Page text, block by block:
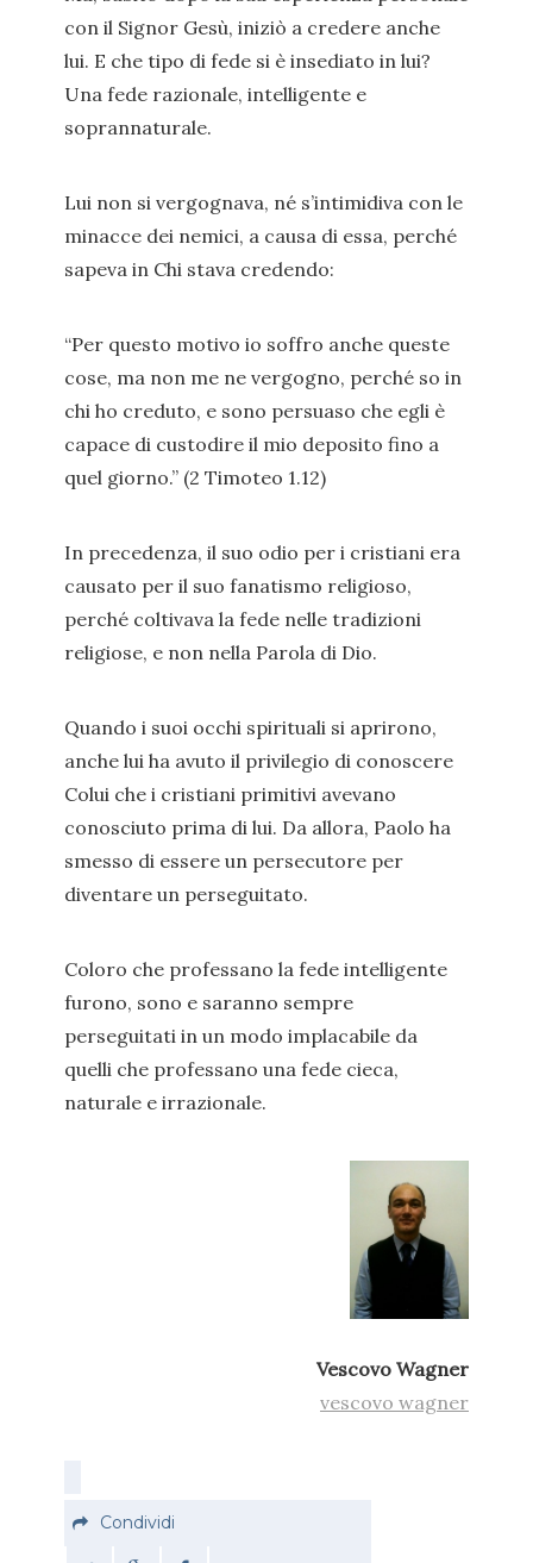
con il Signor Gesù, iniziò a credere anche
lui. E che tipo di fede si è insediato in lui?
Una fede razionale, intelligente e
soprannaturale.
Lui non si vergognava, né s’intimidiva con le
minacce dei nemici, a causa di essa, perché
sapeva in Chi stava credendo:
“Per questo motivo io soffro anche queste
cose, ma non me ne vergogno, perché so in
chi ho creduto, e sono persuaso che egli è
capace di custodire il mio deposito fino a
quel giorno.” (2 Timoteo 1.12)
In precedenza, il suo odio per i cristiani era
causato per il suo fanatismo religioso,
perché coltivava la fede nelle tradizioni
religiose, e non nella Parola di Dio.
Quando i suoi occhi spirituali si aprirono,
anche lui ha avuto il privilegio di conoscere
Colui che i cristiani primitivi avevano
conosciuto prima di lui. Da allora, Paolo ha
smesso di essere un persecutore per
diventare un perseguitato.
Coloro che professano la fede intelligente
furono, sono e saranno sempre
perseguitati in un modo implacabile da
quelli che professano una fede cieca,
naturale e irrazionale.
Vescovo Wagner
vescovo wagner
Condividi